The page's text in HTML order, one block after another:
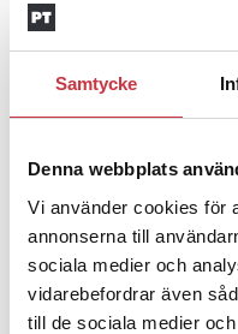
Samtycke
Denna webbplats
Vi använder cookies för
annonserna till
sociala medier och
vidarebefordrar även
till de sociala medier
Jens
– nu
4 juni 2026
att